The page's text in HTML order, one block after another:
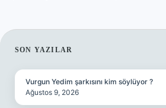
SIDEBAR
SON YAZILAR
Vurgun Yedim şarkısını kim söylüyor ?
Ağustos 9, 2026